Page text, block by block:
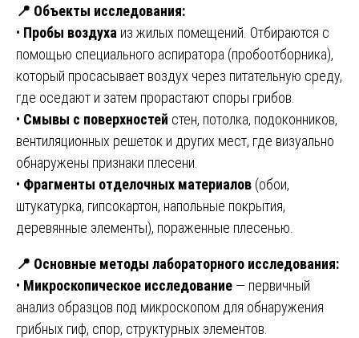
📍 Объекты исследования:
• Пробы воздуха из жилых помещений. Отбираются с
помощью специального аспиратора (пробоотборника),
который просасывает воздух через питательную среду,
где оседают и затем прорастают споры грибов.
• Смывы с поверхностей стен, потолка, подоконников,
вентиляционных решеток и других мест, где визуально
обнаружены признаки плесени.
• Фрагменты отделочных материалов (обои,
штукатурка, гипсокартон, напольные покрытия,
деревянные элементы), пораженные плесенью.
📍 Основные методы лабораторного исследования:
• Микроскопическое исследование — первичный
анализ образцов под микроскопом для обнаружения
грибных гиф, спор, структурных элементов.